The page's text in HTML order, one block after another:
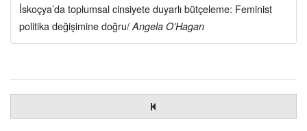
İskoçya’da toplumsal cinsiyete duyarlı bütçeleme: Feminist
politika değişimine doğru/ Angela O’Hagan